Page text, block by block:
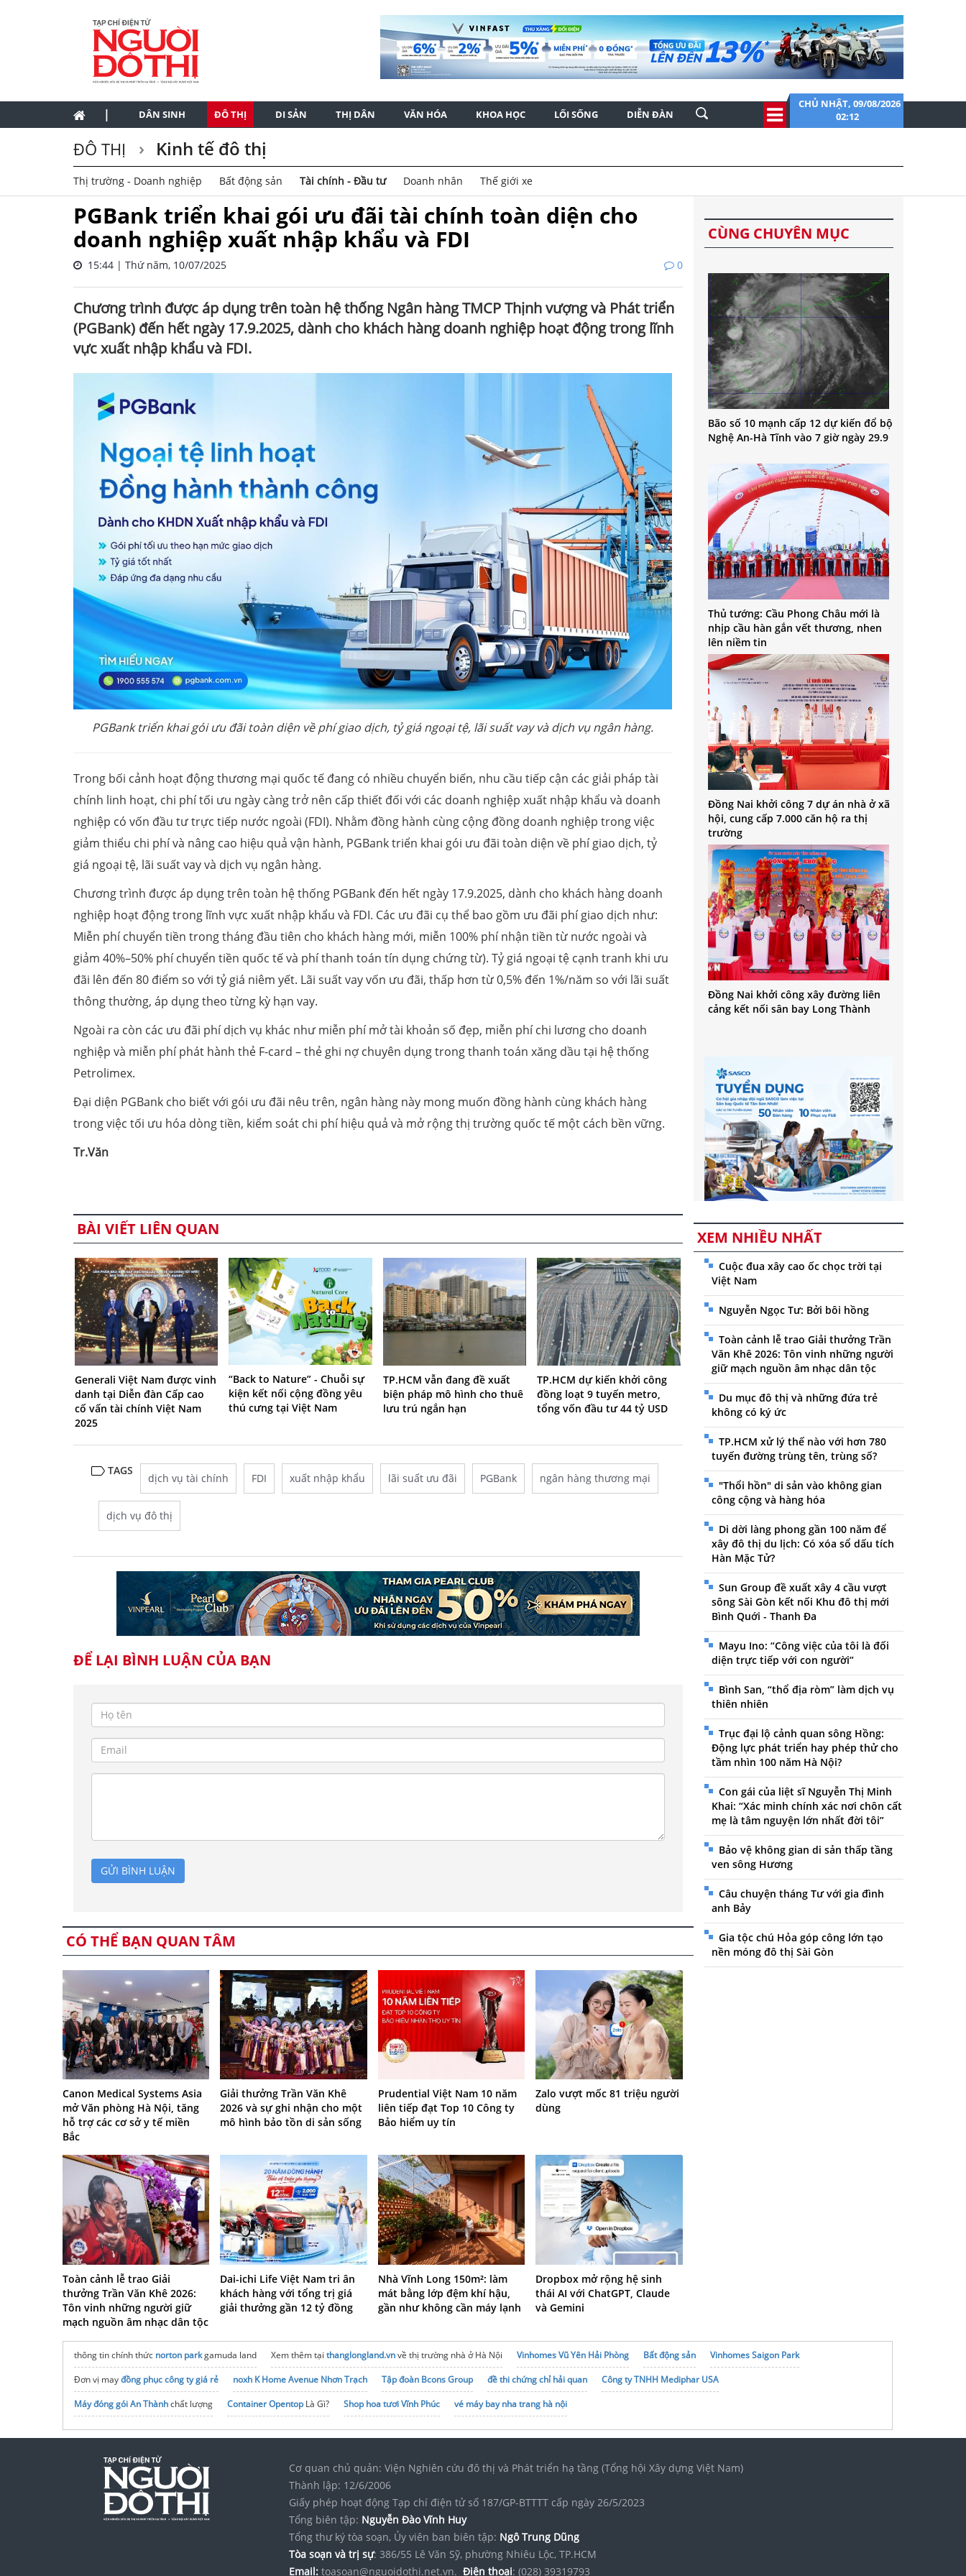
| DÂN SINH ĐÔ THỊ DI SẢN THỊ DÂN VĂN HÓA KHOA HỌC LỐI SỐNG DIỄN ĐÀN
CHỦ NHẬT, 09/08/2026
02:12
ĐÔ THỊ Kinh tế đô thị
Thị trường - Doanh nghiệp Bất động sản Tài chính - Đầu tư Doanh nhân Thế giới xe
PGBank triển khai gói ưu đãi tài chính toàn diện cho
doanh nghiệp xuất nhập khẩu và FDI
15:44 | Thứ năm, 10/07/2025 0
Chương trình được áp dụng trên toàn hệ thống Ngân hàng TMCP Thịnh vượng và Phát triển
(PGBank) đến hết ngày 17.9.2025, dành cho khách hàng doanh nghiệp hoạt động trong lĩnh
vực xuất nhập khẩu và FDI.
PGBank triển khai gói ưu đãi toàn diện về phí giao dịch, tỷ giá ngoại tệ, lãi suất vay và dịch vụ ngân hàng.
Trong bối cảnh hoạt động thương mại quốc tế đang có nhiều chuyển biến, nhu cầu tiếp cận các giải pháp tài
chính linh hoạt, chi phí tối ưu ngày càng trở nên cấp thiết đối với các doanh nghiệp xuất nhập khẩu và doanh
nghiệp có vốn đầu tư trực tiếp nước ngoài (FDI). Nhằm đồng hành cùng cộng đồng doanh nghiệp trong việc
giảm thiểu chi phí và nâng cao hiệu quả vận hành, PGBank triển khai gói ưu đãi toàn diện về phí giao dịch, tỷ
giá ngoại tệ, lãi suất vay và dịch vụ ngân hàng.
Chương trình được áp dụng trên toàn hệ thống PGBank đến hết ngày 17.9.2025, dành cho khách hàng doanh
nghiệp hoạt động trong lĩnh vực xuất nhập khẩu và FDI. Các ưu đãi cụ thể bao gồm ưu đãi phí giao dịch như:
Miễn phí chuyển tiền trong tháng đầu tiên cho khách hàng mới, miễn 100% phí nhận tiền từ nước ngoài và
giảm 40%–50% phí chuyển tiền quốc tế và phí thanh toán tín dụng chứng từ). Tỷ giá ngoại tệ cạnh tranh khi ưu
đãi lên đến 80 điểm so với tỷ giá niêm yết. Lãi suất vay vốn ưu đãi, thấp hơn từ 0,5% đến 1%/năm so với lãi suất
thông thường, áp dụng theo từng kỳ hạn vay.
Ngoài ra còn các ưu đãi phí dịch vụ khác như miễn phí mở tài khoản số đẹp, miễn phí chi lương cho doanh
nghiệp và miễn phí phát hành thẻ F-card – thẻ ghi nợ chuyên dụng trong thanh toán xăng dầu tại hệ thống
Petrolimex.
Đại diện PGBank cho biết với gói ưu đãi nêu trên, ngân hàng này mong muốn đồng hành cùng khách hàng
trong việc tối ưu hóa dòng tiền, kiểm soát chi phí hiệu quả và mở rộng thị trường quốc tế một cách bền vững.
Tr.Văn
BÀI VIẾT LIÊN QUAN
Generali Việt Nam được vinh
danh tại Diễn đàn Cấp cao
cố vấn tài chính Việt Nam
2025
“Back to Nature” - Chuỗi sự
kiện kết nối cộng đồng yêu
thú cưng tại Việt Nam
TP.HCM vẫn đang đề xuất
biện pháp mô hình cho thuê
lưu trú ngắn hạn
TP.HCM dự kiến khởi công
đồng loạt 9 tuyến metro,
tổng vốn đầu tư 44 tỷ USD
TAGS
dịch vụ tài chính FDI xuất nhập khẩu lãi suất ưu đãi PGBank ngân hàng thương mại
dịch vụ đô thị
ĐỂ LẠI BÌNH LUẬN CỦA BẠN
GỬI BÌNH LUẬN
CÓ THỂ BẠN QUAN TÂM
Canon Medical Systems Asia
mở Văn phòng Hà Nội, tăng
hỗ trợ các cơ sở y tế miền
Bắc
Giải thưởng Trần Văn Khê
2026 và sự ghi nhận cho một
mô hình bảo tồn di sản sống
Prudential Việt Nam 10 năm
liên tiếp đạt Top 10 Công ty
Bảo hiểm uy tín
Zalo vượt mốc 81 triệu người
dùng
Toàn cảnh lễ trao Giải
thưởng Trần Văn Khê 2026:
Tôn vinh những người giữ
mạch nguồn âm nhạc dân tộc
Dai-ichi Life Việt Nam tri ân
khách hàng với tổng trị giá
giải thưởng gần 12 tỷ đồng
Nhà Vĩnh Long 150m²: làm
mát bằng lớp đệm khí hậu,
gần như không cần máy lạnh
Dropbox mở rộng hệ sinh
thái AI với ChatGPT, Claude
và Gemini
CÙNG CHUYÊN MỤC
Bão số 10 mạnh cấp 12 dự kiến đổ bộ
Nghệ An-Hà Tĩnh vào 7 giờ ngày 29.9
Thủ tướng: Cầu Phong Châu mới là
nhịp cầu hàn gắn vết thương, nhen
lên niềm tin
Đồng Nai khởi công 7 dự án nhà ở xã
hội, cung cấp 7.000 căn hộ ra thị
trường
Đồng Nai khởi công xây đường liên
cảng kết nối sân bay Long Thành
XEM NHIỀU NHẤT
Cuộc đua xây cao ốc chọc trời tại
Việt Nam
Nguyễn Ngọc Tư: Bởi bôi hồng
Toàn cảnh lễ trao Giải thưởng Trần
Văn Khê 2026: Tôn vinh những người
giữ mạch nguồn âm nhạc dân tộc
Du mục đô thị và những đứa trẻ
không có ký ức
TP.HCM xử lý thế nào với hơn 780
tuyến đường trùng tên, trùng số?
"Thổi hồn" di sản vào không gian
công cộng và hàng hóa
Di dời làng phong gần 100 năm để
xây đô thị du lịch: Có xóa sổ dấu tích
Hàn Mặc Tử?
Sun Group đề xuất xây 4 cầu vượt
sông Sài Gòn kết nối Khu đô thị mới
Bình Quới - Thanh Đa
Mayu Ino: “Công việc của tôi là đối
diện trực tiếp với con người”
Bình San, “thổ địa ròm” làm dịch vụ
thiên nhiên
Trục đại lộ cảnh quan sông Hồng:
Động lực phát triển hay phép thử cho
tầm nhìn 100 năm Hà Nội?
Con gái của liệt sĩ Nguyễn Thị Minh
Khai: “Xác minh chính xác nơi chôn cất
mẹ là tâm nguyện lớn nhất đời tôi”
Bảo vệ không gian di sản thấp tầng
ven sông Hương
Câu chuyện tháng Tư với gia đình
anh Bảy
Gia tộc chú Hỏa góp công lớn tạo
nền móng đô thị Sài Gòn
thông tin chính thức norton parkgamuda land Xem thêm tại thanglongland.vnvề thị trường nhà ở Hà Nội Vinhomes Vũ Yên Hải Phòng Bất động sản
Vinhomes Saigon Park
Đơn vị mayđồng phục công ty giá rẻ noxh K Home Avenue Nhơn Trạch Tập đoàn Bcons Group đề thi chứng chỉ hải quan
Công ty TNHH Mediphar USA
Máy đóng gói An Thànhchất lượng Container OpentopLà Gì? Shop hoa tươi Vĩnh Phúc vé máy bay nha trang hà nội
Cơ quan chủ quản: Viện Nghiên cứu đô thị và Phát triển hạ tầng (Tổng hội Xây dựng Việt Nam)
Thành lập: 12/6/2006
Giấy phép hoạt động Tạp chí điện tử số 187/GP-BTTTT cấp ngày 26/5/2023
Tổng biên tập: Nguyễn Đào Vĩnh Huy
Tổng thư ký tòa soạn, Ủy viên ban biên tập: Ngô Trung Dũng
Tòa soạn và trị sự: 386/55 Lê Văn Sỹ, phường Nhiêu Lộc, TP.HCM
Email: toasoan@nguoidothi.net.vn. Điện thoại: (028) 39319793